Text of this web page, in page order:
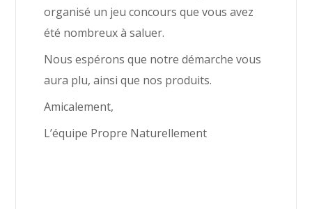
organisé un jeu concours que vous avez
été nombreux à saluer.
Nous espérons que notre démarche vous
aura plu, ainsi que nos produits.
Amicalement,
L’équipe Propre Naturellement